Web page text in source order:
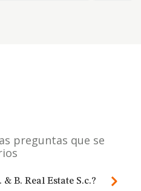
preguntas que se
B. Real Estate S.c.?